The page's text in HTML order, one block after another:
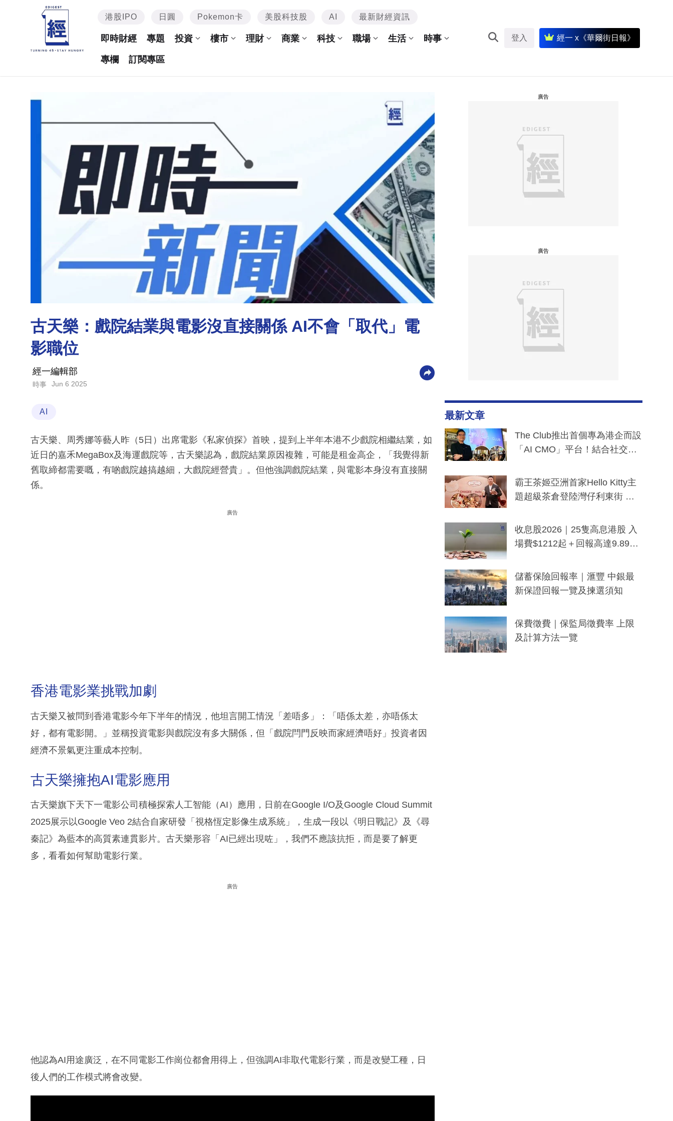
港股IPO 日圓 Pokemon卡 美股科技股 AI 最新財經資訊
即時財經 專題 投資 樓市 理財 商業 科技 職場 生活 時事
專欄 訂閱專區
登入 經一 x《華爾街日報》
古天樂：戲院結業與電影沒直接關係 AI不會「取代」電
影職位
經一編輯部
時事 Jun 6 2025
AI
古天樂、周秀娜等藝人昨（5日）出席電影《私家偵探》首映，提到上半年本港不少戲院相繼結業，如
近日的嘉禾MegaBox及海運戲院等，古天樂認為，戲院結業原因複雜，可能是租金高企，「我覺得新
舊取締都需要嘅，有啲戲院越搞越細，大戲院經營貴」。但他強調戲院結業，與電影本身沒有直接關
係。
廣告
香港電影業挑戰加劇
古天樂又被問到香港電影今年下半年的情況，他坦言開工情況「差唔多」：「唔係太差，亦唔係太
好，都有電影開。」並稱投資電影與戲院沒有多大關係，但「戲院閂門反映而家經濟唔好」投資者因
經濟不景氣更注重成本控制。
古天樂擁抱AI電影應用
古天樂旗下天下一電影公司積極探索人工智能（AI）應用，日前在Google I/O及Google Cloud Summit
2025展示以Google Veo 2結合自家研發「視格恆定影像生成系統」，生成一段以《明日戰記》及《尋
秦記》為藍本的高質素連貫影片。古天樂形容「AI已經出現咗」，我們不應該抗拒，而是要了解更
多，看看如何幫助電影行業。
廣告
他認為AI用途廣泛，在不同電影工作崗位都會用得上，但強調AI非取代電影行業，而是改變工種，日
後人們的工作模式將會改變。
廣告
廣告
最新文章
The Club推出首個專為港企而設
「AI CMO」平台！結合社交聆
分鐘生成「貼地」宣傳短片
霸王茶姬亞洲首家Hello Kitty主
題超級茶倉登陸灣仔利東街 推
y及香港限定特調系列
收息股2026｜25隻高息港股 入
場費$1212起＋回報高達9.89
儲蓄保險回報率｜滙豐 中銀最
新保證回報一覽及揀選須知
保費徵費｜保監局徵費率 上限
及計算方法一覽